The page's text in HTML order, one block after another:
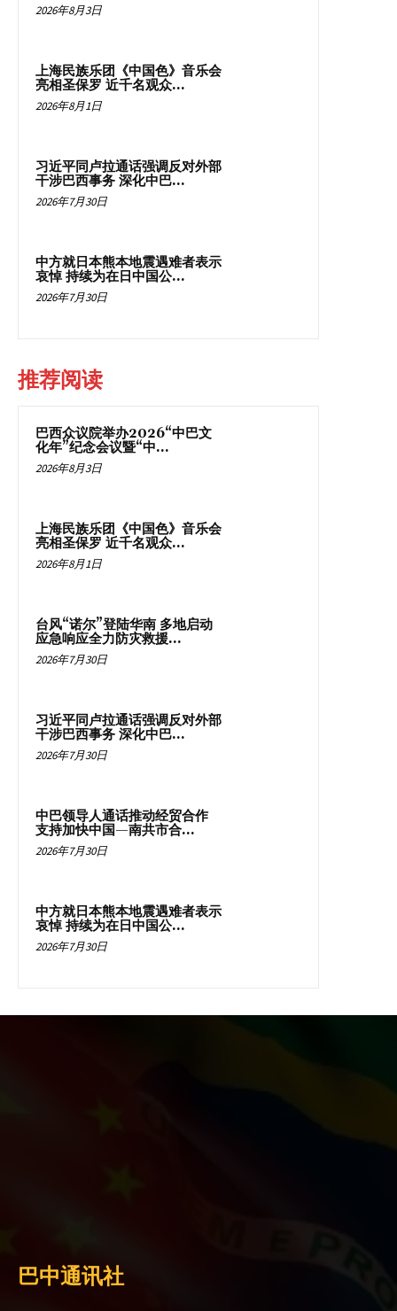
2026年8月3日
上海民族乐团《中国色》音乐会
亮相圣保罗 近千名观众...
2026年8月1日
习近平同卢拉通话强调反对外部
干涉巴西事务 深化中巴...
2026年7月30日
中方就日本熊本地震遇难者表示
哀悼 持续为在日中国公...
2026年7月30日
推荐阅读
巴西众议院举办2026“中巴文
化年”纪念会议暨“中...
2026年8月3日
上海民族乐团《中国色》音乐会
亮相圣保罗 近千名观众...
2026年8月1日
台风“诺尔”登陆华南 多地启动
应急响应全力防灾救援...
2026年7月30日
习近平同卢拉通话强调反对外部
干涉巴西事务 深化中巴...
2026年7月30日
中巴领导人通话推动经贸合作
支持加快中国—南共市合...
2026年7月30日
中方就日本熊本地震遇难者表示
哀悼 持续为在日中国公...
2026年7月30日
巴中通讯社